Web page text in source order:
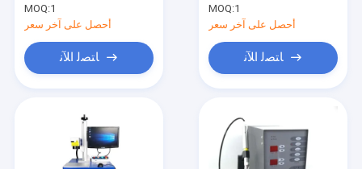
MOQ:1
أحصل على آخر سعر
ﺎﺘﺼﻟ ﺍﻶﻧ
MOQ:1
أحصل على آخر سعر
ﺎﺘﺼﻟ ﺍﻶﻧ